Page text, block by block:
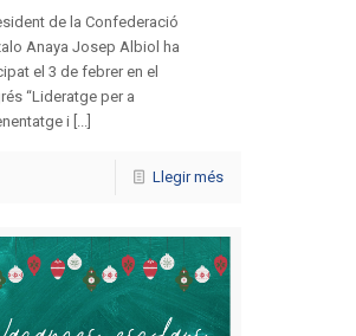
de la Confederació
Anaya Josep Albiol ha
el 3 de febrer en el
“Lideratge per a
i [...]
Llegir més